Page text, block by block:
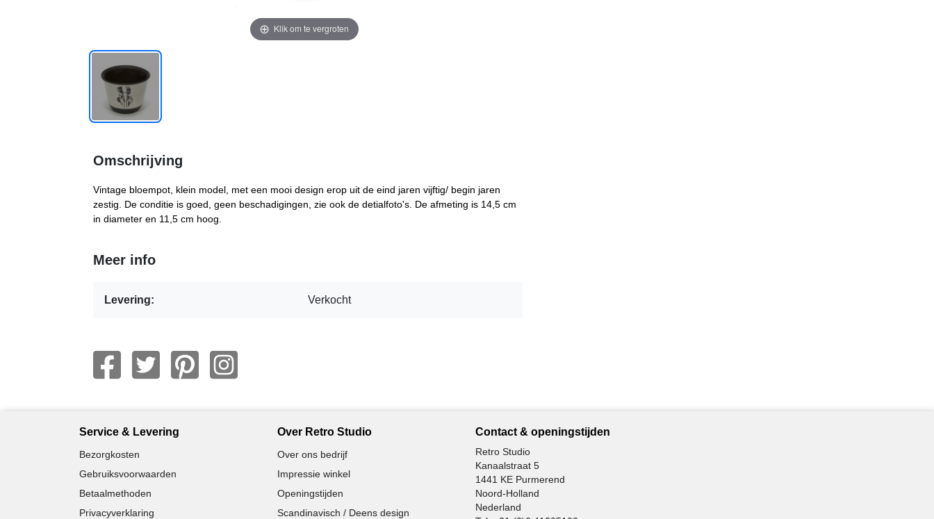
Klik om te vergroten
Omschrijving
Vintage bloempot, klein model, met een mooi design erop uit de eind jaren vijftig/ begin jaren
zestig. De conditie is goed, geen beschadigingen, zie ook de detialfoto's. De afmeting is 14,5 cm
in diameter en 11,5 cm hoog.
Meer info
Levering: Verkocht
Service & Levering
Bezorgkosten
Gebruiksvoorwaarden
Betaalmethoden
Privacyverklaring
Over Retro Studio
Over ons bedrijf
Impressie winkel
Openingstijden
Scandinavisch / Deens design
Contact & openingstijden
Retro Studio
Kanaalstraat 5
1441 KE Purmerend
Noord-Holland
Nederland